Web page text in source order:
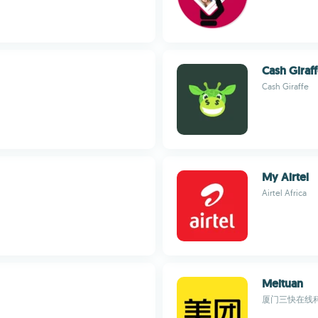
Cash
Cash Giraffe
My Airtel
Airtel Africa
Meituan
厦门三快在线